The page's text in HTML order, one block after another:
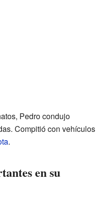
Pedro condujo
Compitió con vehículos
.
en su